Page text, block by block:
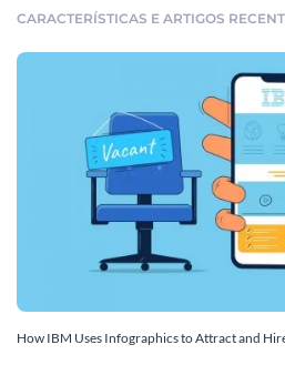
CARACTERÍSTICAS E ARTIGOS
How IBM Uses Infographics to Attract and